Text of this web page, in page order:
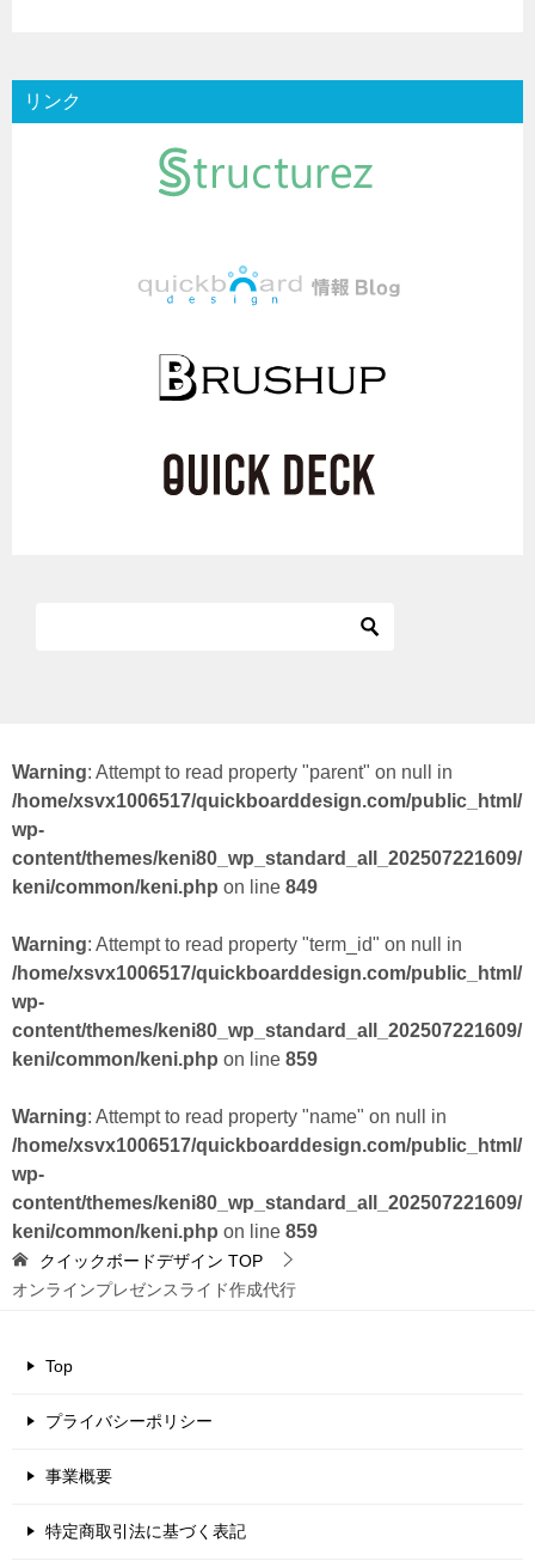
リンク
Warning: Attempt to read property "parent" on null in
/home/xsvx1006517/quickboarddesign.com/public_html/
wp-
content/themes/keni80_wp_standard_all_202507221609/
keni/common/keni.php on line 849
Warning: Attempt to read property "term_id" on null in
/home/xsvx1006517/quickboarddesign.com/public_html/
wp-
content/themes/keni80_wp_standard_all_202507221609/
keni/common/keni.php on line 859
Warning: Attempt to read property "name" on null in
/home/xsvx1006517/quickboarddesign.com/public_html/
wp-
content/themes/keni80_wp_standard_all_202507221609/
keni/common/keni.php on line 859
クイックボードデザイン TOP
オンラインプレゼンスライド作成代行
Top
プライバシーポリシー
事業概要
特定商取引法に基づく表記